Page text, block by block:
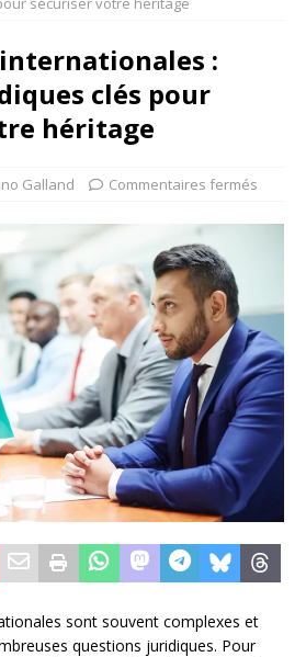
:
clés pour
héritage
Galland Commentaires fermés
sont souvent complexes et
questions juridiques. Pour